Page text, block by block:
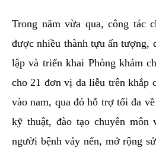
Trong năm vừa qua, công tác
được nhiều thành tựu ấn tượng,
lập và triển khai Phòng khám
cho 21 đơn vị da liễu trên khắp
vào nam, qua đó hỗ trợ tối đa
kỹ thuật, đào tạo chuyên
người bệnh vảy nến, mở rộng